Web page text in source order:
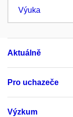
Výuka
Aktuálně
Pro uchazeče
Výzkum